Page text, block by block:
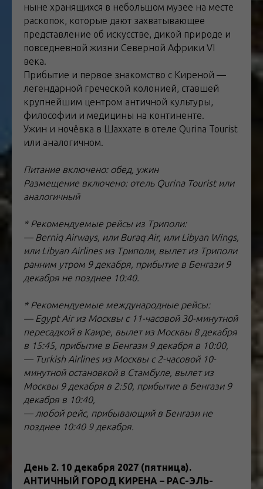
ныне хранящихся в небольшом музее на месте
раскопок, которые дают захватывающее
представление об искусстве, дикой природе и
повседневной жизни Северной Африки VI
века.
Прибытие и первое знакомство с Киреной —
легендарной греческой колонией, ставшей
крупнейшим центром античной культуры,
философии и медицины на континенте.
Ужин и ночёвка в Шаххате в отеле Qurina Tourist
или аналогичном.
Питание включено: обед, ужин
Размещение включено: отель Qurina Tourist или
аналогичный
* Рекомендуемые рейсы из Триполи:
— Berniq Airways, или Buraq Air, или Libyan Wings,
или Libyan Airlines из Триполи, вылет из Триполи
ранним утром 9 декабря, прибытие в Бенгази 9
декабря не позднее 10:40.
* Рекомендуемые международные рейсы:
— Egypt Air из Москвы с 11-часовой 30-минутной
пересадкой в Каире, вылет из Москвы 8 декабря
в 15:45, прибытие в Бенгази 9 декабря в 10:00,
— Turkish Airlines из Москвы с 2-часовой 10-
минутной остановкой в Стамбуле, вылет из
Москвы 9 декабря в 2:50, прибытие в Бенгази 9
декабря в 10:40,
— любой рейс, прибывающий в Бенгази не
позднее 10:40 9 декабря.
День 2. 10 декабря 2027 (пятница).
АНТИЧНЫЙ ГОРОД КИРЕНА – РАС-ЭЛЬ-